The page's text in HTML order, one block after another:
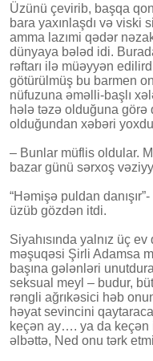
Üzünü çevirib, başqa
bara yaxınlaşdı və viski
amma lazımi qədər
dünyaya bələd idi.
rəftarı ilə müəyyən
götürülmüş bu barmen
nüfuzuna əməlli-başlı
hələ təzə olduğuna görə
olduğundan xəbəri
– Bunlar müflis oldular.
bazar günü sərxoş
“Həmişə puldan
üzüb gözdən itdi.
Siyahısında yalnız üç
məşuqəsi Şirli Adamsa
başına gələnləri
seksual meyl – budur,
rəngli ağrıkəsici həb
həyat sevincini
keçən ay…. ya da keçən
əlbəttə, Ned onu tərk